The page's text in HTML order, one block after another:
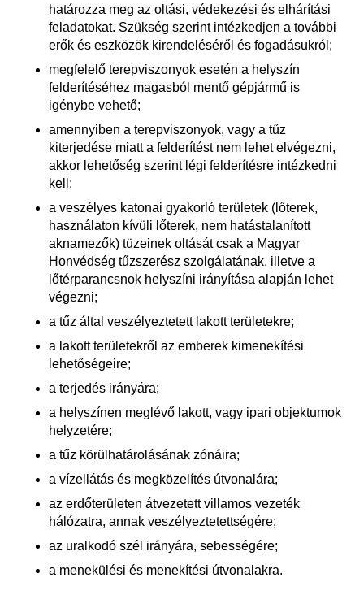
határozza meg az oltási, védekezési és elhárítási
feladatokat. Szükség szerint intézkedjen a további
erők és eszközök kirendeléséről és fogadásukról;
megfelelő terepviszonyok esetén a helyszín
felderítéséhez magasból mentő gépjármű is
igénybe vehető;
amennyiben a terepviszonyok, vagy a tűz
kiterjedése miatt a felderítést nem lehet elvégezni,
akkor lehetőség szerint légi felderítésre intézkedni
kell;
a veszélyes katonai gyakorló területek (lőterek,
használaton kívüli lőterek, nem hatástalanított
aknamezők) tüzeinek oltását csak a Magyar
Honvédség tűzszerész szolgálatának, illetve a
lőtérparancsnok helyszíni irányítása alapján lehet
végezni;
a tűz által veszélyeztetett lakott területekre;
a lakott területekről az emberek kimenekítési
lehetőségeire;
a terjedés irányára;
a helyszínen meglévő lakott, vagy ipari objektumok
helyzetére;
a tűz körülhatárolásának zónáira;
a vízellátás és megközelítés útvonalára;
az erdőterületen átvezetett villamos vezeték
hálózatra, annak veszélyeztetettségére;
az uralkodó szél irányára, sebességére;
a menekülési és menekítési útvonalakra.